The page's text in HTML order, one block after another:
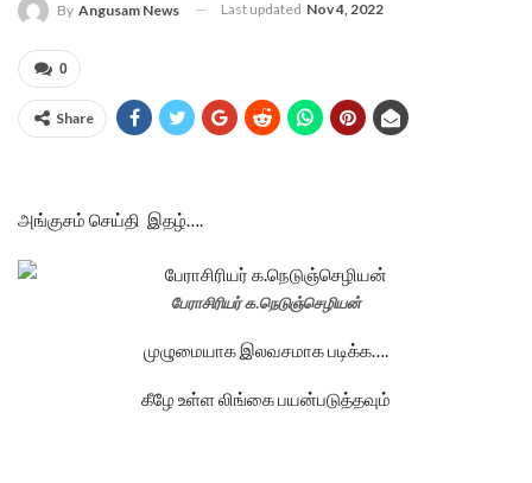
By Angusam News Last updated Nov 4, 2022
0
Share
அங்குசம் செய்தி இதழ்….
பேராசிரியர் க.நெடுஞ்செழியன்
முழுமையாக இலவசமாக படிக்க….
கீழே உள்ள லிங்கை பயன்படுத்தவும்